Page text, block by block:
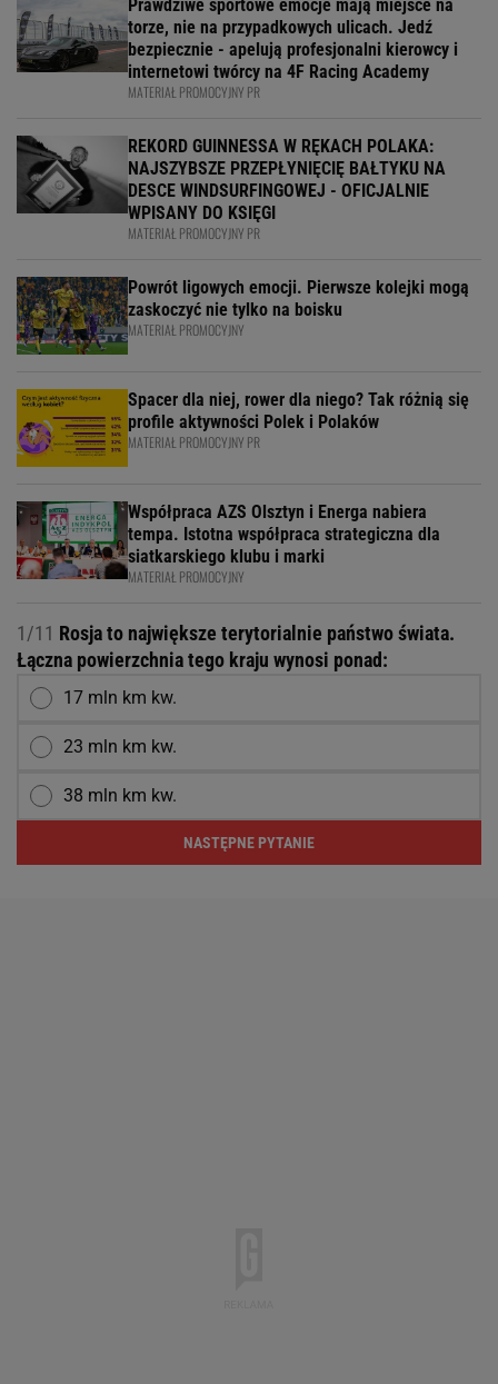
Prawdziwe sportowe emocje mają miejsce na
torze, nie na przypadkowych ulicach. Jedź
bezpiecznie - apelują profesjonalni kierowcy i
internetowi twórcy na 4F Racing Academy
MATERIAŁ PROMOCYJNY PR
REKORD GUINNESSA W RĘKACH POLAKA:
NAJSZYBSZE PRZEPŁYNIĘCIĘ BAŁTYKU NA
DESCE WINDSURFINGOWEJ - OFICJALNIE
WPISANY DO KSIĘGI
MATERIAŁ PROMOCYJNY PR
Powrót ligowych emocji. Pierwsze kolejki mogą
zaskoczyć nie tylko na boisku
MATERIAŁ PROMOCYJNY
Spacer dla niej, rower dla niego? Tak różnią się
profile aktywności Polek i Polaków
MATERIAŁ PROMOCYJNY PR
Współpraca AZS Olsztyn i Energa nabiera
tempa. Istotna współpraca strategiczna dla
siatkarskiego klubu i marki
MATERIAŁ PROMOCYJNY
1/11 Rosja to największe terytorialnie państwo świata.
Łączna powierzchnia tego kraju wynosi ponad:
17 mln km kw.
23 mln km kw.
38 mln km kw.
NASTĘPNE PYTANIE